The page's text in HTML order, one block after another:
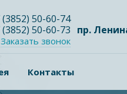
(3852) 50-60-74
(3852) 50-60-73
Заказать звонок
пр.
Контакты